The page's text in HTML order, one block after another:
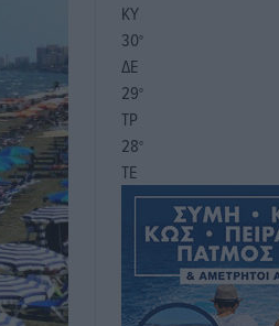
ΚΥ
30°
ΔΕ
29°
ΤΡ
28°
ΤΕ